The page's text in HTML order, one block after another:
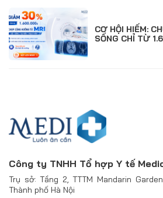
CƠ HỘI HIẾM:
SỐNG CHỈ TỪ
Công ty TNHH Tổ hợp Y tế
Trụ sở: Tầng 2, TTTM Mandarin
Thành phố Hà Nội